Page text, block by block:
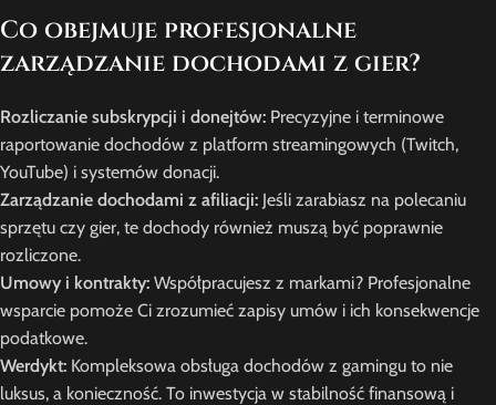
Co obejmuje profesjonalne
zarządzanie dochodami z gier?
Rozliczanie subskrypcji i donejtów: Precyzyjne i terminowe
raportowanie dochodów z platform streamingowych (Twitch,
YouTube) i systemów donacji.
Zarządzanie dochodami z afiliacji: Jeśli zarabiasz na polecaniu
sprzętu czy gier, te dochody również muszą być poprawnie
rozliczone.
Umowy i kontrakty: Współpracujesz z markami? Profesjonalne
wsparcie pomoże Ci zrozumieć zapisy umów i ich konsekwencje
podatkowe.
Werdykt: Kompleksowa obsługa dochodów z gamingu to nie
luksus, a konieczność. To inwestycja w stabilność finansową i